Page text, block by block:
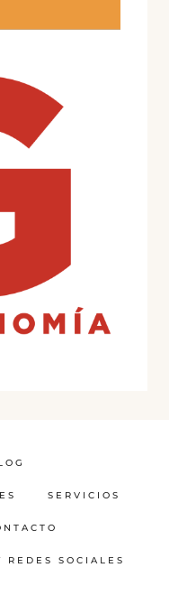
SERVICIOS
SOCIALES